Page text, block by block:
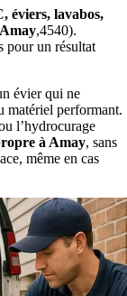
éviers, lavabos,
,4540).
pour un résultat
évier qui ne
matériel performant.
l’hydrocurage
à Amay, sans
même en cas